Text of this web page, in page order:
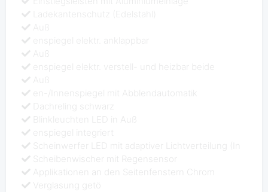
enspiegel elektr. verstell- und heizbar beide
en-/Innenspiegel mit Abblendautomatik
Dachreling schwarz
Blinkleuchten LED in Auß
Scheinwerfer LED mit adaptiver Lichtverteilung (In
Scheibenwischer mit Regensensor
Applikationen an den Seitenfenstern Chrom
Verglasung getö